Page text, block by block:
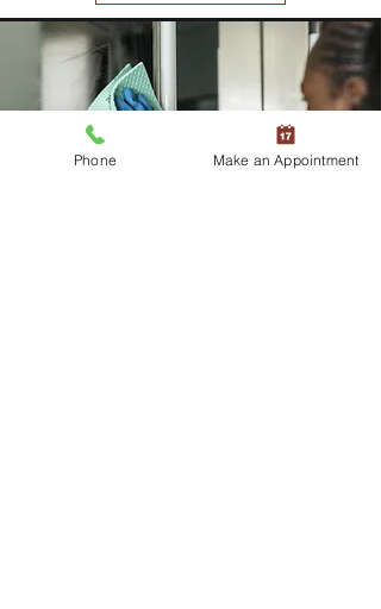
Phone Make an Appointment